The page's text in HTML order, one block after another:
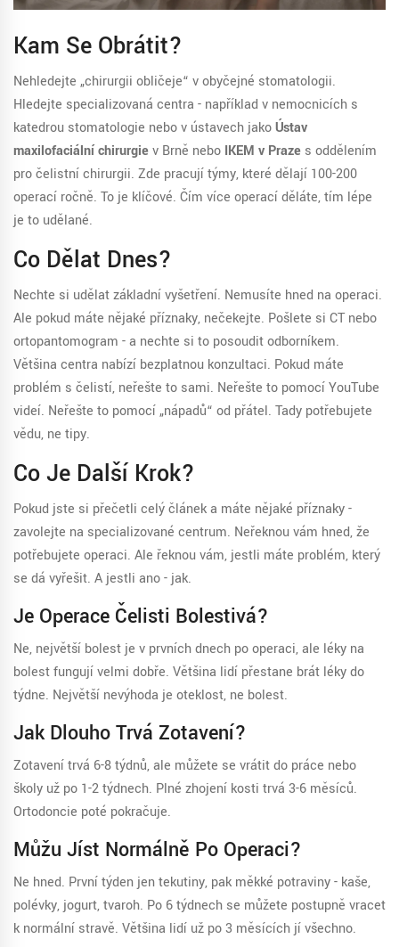
Kam Se Obrátit?
Nehledejte „chirurgii obličeje“ v obyčejné stomatologii.
Hledejte specializovaná centra - například v nemocnicích s
katedrou stomatologie nebo v ústavech jakoÚstav
maxilofaciální chirurgiev Brně nebo IKEM v Praze s oddělením
pro čelistní chirurgii. Zde pracují týmy, které dělají 100-200
operací ročně. To je klíčové. Čím více operací děláte, tím lépe
je to udělané.
Co Dělat Dnes?
Nechte si udělat základní vyšetření. Nemusíte hned na operaci.
Ale pokud máte nějaké příznaky, nečekejte. Pošlete si CT nebo
ortopantomogram - a nechte si to posoudit odborníkem.
Většina centra nabízí bezplatnou konzultaci. Pokud máte
problém s čelistí, neřešte to sami. Neřešte to pomocí YouTube
videí. Neřešte to pomocí „nápadů“ od přátel. Tady potřebujete
vědu, ne tipy.
Co Je Další Krok?
Pokud jste si přečetli celý článek a máte nějaké příznaky -
zavolejte na specializované centrum. Neřeknou vám hned, že
potřebujete operaci. Ale řeknou vám, jestli máte problém, který
se dá vyřešit. A jestli ano - jak.
Je Operace Čelisti Bolestivá?
Ne, největší bolest je v prvních dnech po operaci, ale léky na
bolest fungují velmi dobře. Většina lidí přestane brát léky do
týdne. Největší nevýhoda je oteklost, ne bolest.
Jak Dlouho Trvá Zotavení?
Zotavení trvá 6-8 týdnů, ale můžete se vrátit do práce nebo
školy už po 1-2 týdnech. Plné zhojení kosti trvá 3-6 měsíců.
Ortodoncie poté pokračuje.
Můžu Jíst Normálně Po Operaci?
Ne hned. První týden jen tekutiny, pak měkké potraviny - kaše,
polévky, jogurt, tvaroh. Po 6 týdnech se můžete postupně vracet
k normální stravě. Většina lidí už po 3 měsících jí všechno.